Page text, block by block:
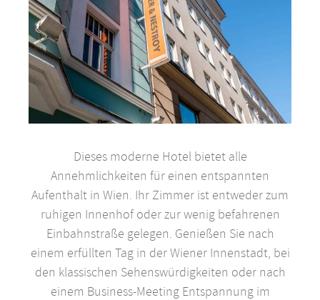
Dieses moderne Hotel bietet alle
Annehmlichkeiten für einen entspannten
Aufenthalt in Wien. Ihr Zimmer ist entweder zum
ruhigen Innenhof oder zur wenig befahrenen
Einbahnstraße gelegen. Genießen Sie nach
einem erfüllten Tag in der Wiener Innenstadt, bei
den klassischen Sehenswürdigkeiten oder nach
einem Business-Meeting Entspannung im